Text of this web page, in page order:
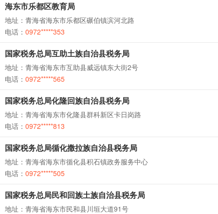
海东市乐都区教育局
地址：青海省海东市乐都区碾伯镇滨河北路
电话： 0972*****353
国家税务总局互助土族自治县税务局
地址：青海省海东市互助县威远镇东大街2号
电话： 0972*****565
国家税务总局化隆回族自治县税务局
地址：青海省海东市化隆县群科新区卡日岗路
电话： 0972*****813
国家税务总局循化撒拉族自治县税务局
地址：青海省海东市循化县积石镇政务服务中心
电话： 0972*****505
国家税务总局民和回族土族自治县税务局
地址：青海省海东市民和县川垣大道91号